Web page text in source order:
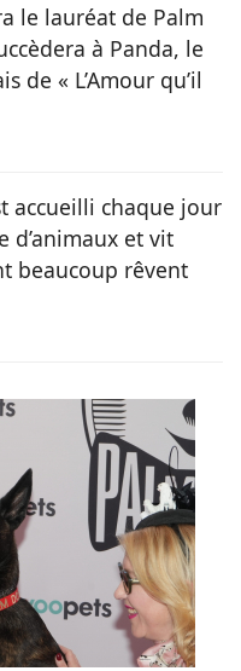
le lauréat de Palm
à Panda, le
de « L’Amour qu’il
accueilli chaque jour
d’animaux et vit
beaucoup rêvent